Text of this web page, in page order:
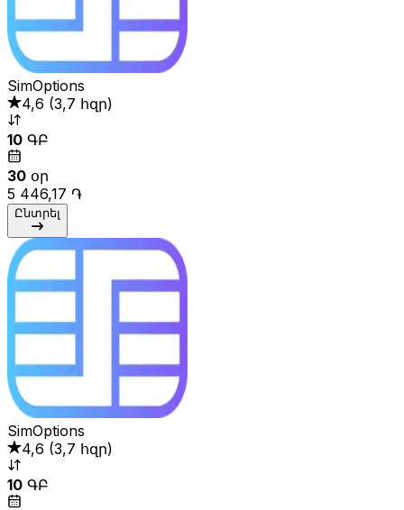
SimOptions
4,6 (3,7 հզր)
10 ԳԲ
30 օր
5 446,17 ֏
Ընտրել
SimOptions
4,6 (3,7 հզր)
10 ԳԲ